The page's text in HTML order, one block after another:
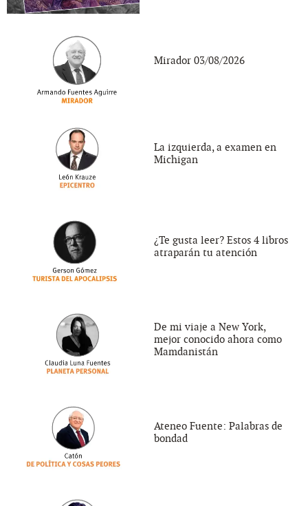
Mirador 03/08/2026
La izquierda, a examen en
Michigan
¿Te gusta leer? Estos 4 libros
atraparán tu atención
De mi viaje a New York,
mejor conocido ahora como
Mamdanistán
Ateneo Fuente: Palabras de
bondad